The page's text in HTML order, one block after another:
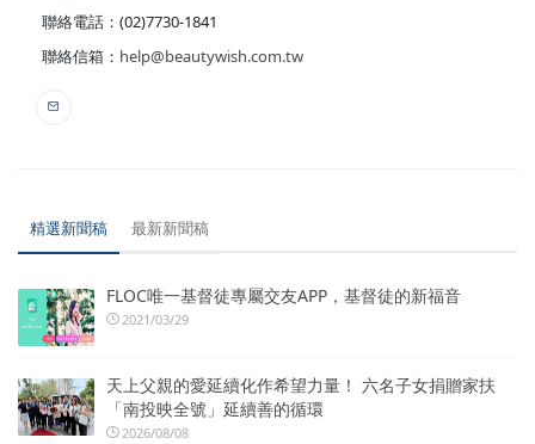
聯絡電話：(02)7730-1841
聯絡信箱： help@beautywish.com.tw
精選新聞稿 最新新聞稿
FLOC唯一基督徒專屬交友APP，基督徒的新福音
2021/03/29
天上父親的愛延續化作希望力量！ 六名子女捐贈家扶
「南投映全號」延續善的循環
2026/08/08